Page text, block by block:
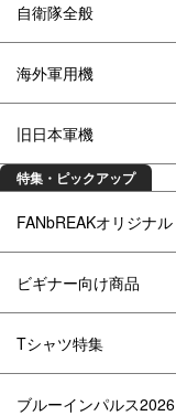
自衛隊全般
海外軍用機
旧日本軍機
特集・ピックアップ
FANbREAKオリジナル
ビギナー向け商品
Tシャツ特集
ブルーインパルス2026